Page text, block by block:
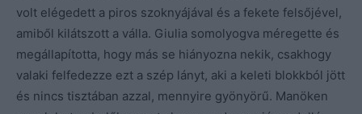
volt elégedett a piros szoknyájával és a fekete felsőjével,
amiből kilátszott a válla. Giulia somolyogva méregette és
megállapította, hogy más se hiányozna nekik, csakhogy
valaki felfedezze ezt a szép lányt, aki a keleti blokkból jött
és nincs tisztában azzal, mennyire gyönyörű. Manöken